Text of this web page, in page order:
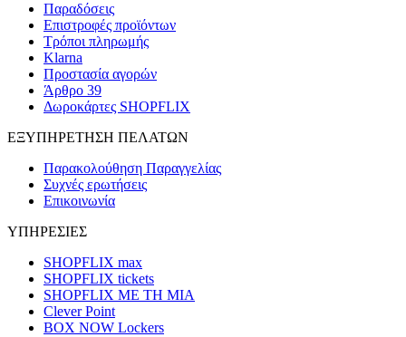
Παραδόσεις
Επιστροφές προϊόντων
Τρόποι πληρωμής
Klarna
Προστασία αγορών
Άρθρο 39
Δωροκάρτες SHOPFLIX
ΕΞΥΠΗΡΕΤΗΣΗ ΠΕΛΑΤΩΝ
Παρακολούθηση Παραγγελίας
Συχνές ερωτήσεις
Επικοινωνία
ΥΠΗΡΕΣΙΕΣ
SHOPFLIX max
SHOPFLIX tickets
SHOPFLIX ΜΕ ΤΗ ΜΙΑ
Clever Point
BOX NOW Lockers